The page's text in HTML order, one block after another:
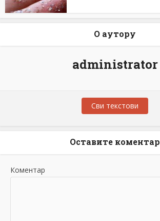
О аутору
administrator
Сви текстови
Оставите коментар
Коментар